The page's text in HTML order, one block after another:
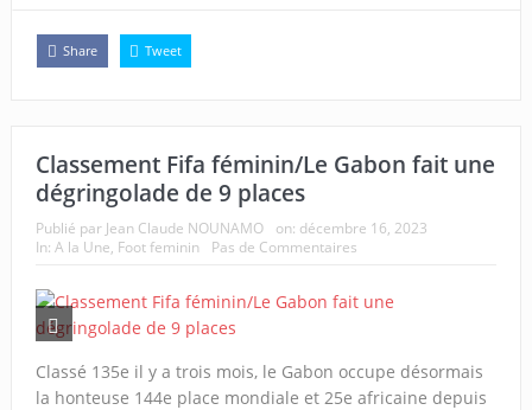
Share Tweet
Classement Fifa féminin/Le Gabon fait une
dégringolade de 9 places
Publié par Jean Claude NOUNAMO on: décembre 16, 2023
In: A la Une, Foot feminin Pas de Commentaires
Classé 135e il y a trois mois, le Gabon occupe désormais
la honteuse 144e place mondiale et 25e africaine depuis